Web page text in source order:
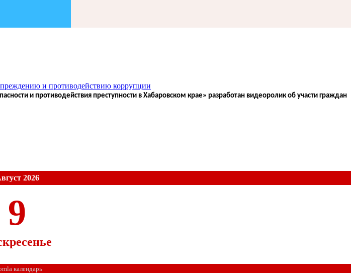
и противодействию коррупции
и противодействия преступности в Хабаровском крае» разработан видеоролик об участи граждан
2026
9
календарь